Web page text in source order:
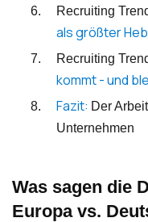
Recruiting
als größter
Recruiting
kommt - und
Fazit: Der
Unternehmen
Was sagen die
Europa vs.